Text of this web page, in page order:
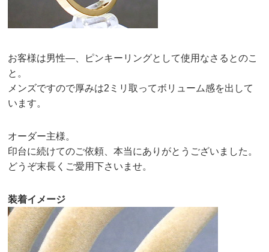
お客様は男性—、ピンキーリングとして使用なさるとのこ
と。
メンズですので厚みは2ミリ取ってボリューム感を出して
います。
オーダー主様。
印台に続けてのご依頼、本当にありがとうございました。
どうぞ末長くご愛用下さいませ。
装着イメージ